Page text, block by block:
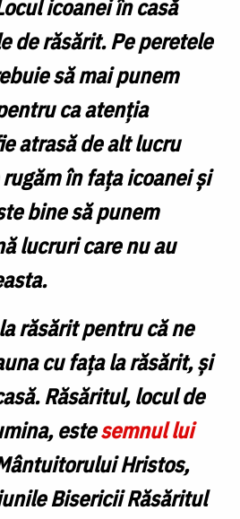
icoanei în casă
de răsărit. Pe peretele
să mai punem
ca atenția
atrasă de alt lucru
în fața icoanei și
binesă punem
lucruri care nu au
răsărit pentru că ne
cu fața la răsărit, și
Răsăritul, locul de
estesemnul lui
Hristos,
BisericiiRăsăritul